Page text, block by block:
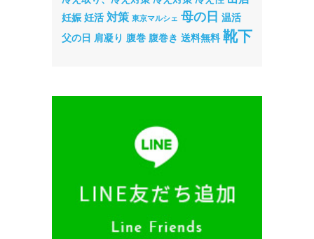
妊娠 妊活 対策 東京マルシェ 母の日 温活
父の日 肩凝り 腹巻 腹巻き 送料無料 靴下